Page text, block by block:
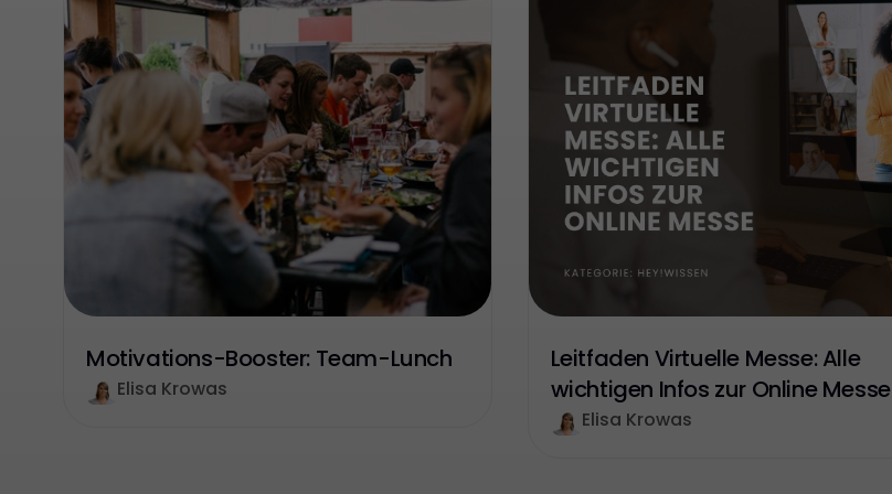
Motivations-Booster: Team-Lunch
Elisa Krowas
Leitfaden Virtuelle Messe: Alle
wichtigen Infos zur Online Messe
Elisa Krowas